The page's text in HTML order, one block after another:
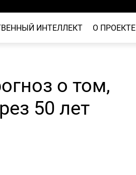
ИНТЕЛЛЕКТ О ПРОЕКТЕ
о том,
50 лет